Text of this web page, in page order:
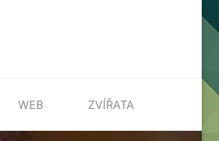
WEB ZVÍŘATA